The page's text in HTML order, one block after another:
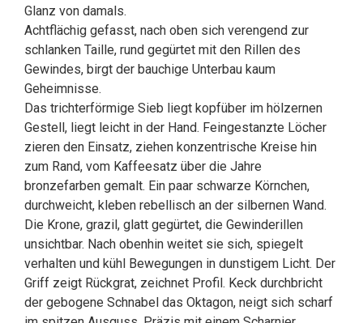
Glanz von damals.
Achtflächig gefasst, nach oben sich verengend zur
schlanken Taille, rund gegürtet mit den Rillen des
Gewindes, birgt der bauchige Unterbau kaum
Geheimnisse.
Das trichterförmige Sieb liegt kopfüber im hölzernen
Gestell, liegt leicht in der Hand. Feingestanzte Löcher
zieren den Einsatz, ziehen konzentrische Kreise hin
zum Rand, vom Kaffeesatz über die Jahre
bronzefarben gemalt. Ein paar schwarze Körnchen,
durchweicht, kleben rebellisch an der silbernen Wand.
Die Krone, grazil, glatt gegürtet, die Gewinderillen
unsichtbar. Nach obenhin weitet sie sich, spiegelt
verhalten und kühl Bewegungen in dunstigem Licht. Der
Griff zeigt Rückgrat, zeichnet Profil. Keck durchbricht
der gebogene Schnabel das Oktagon, neigt sich scharf